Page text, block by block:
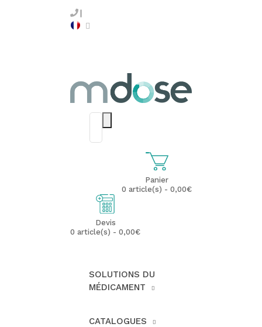
Panier
0 article(s) - 0,00€
Devis
0 article(s) - 0,00€
SOLUTIONS DU
MÉDICAMENT
CATALOGUES